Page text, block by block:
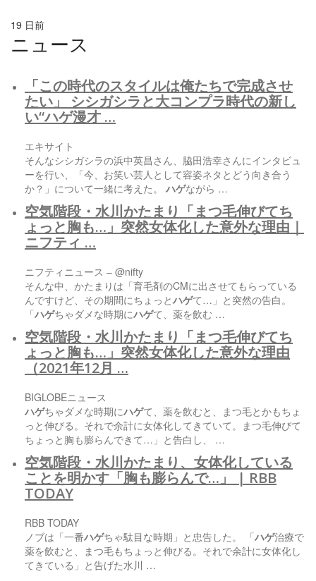
19 日前
ニュース
「この時代のスタイルは俺たちで完成させ
たい」 シシガシラと大コンプラ時代の新し
い“ハゲ漫才 …
エキサイト
そんなシシガシラの浜中英昌さん、脇田浩幸さんにインタビュ
ーを行い、「今、お笑い芸人として容姿ネタとどう向き合う
か？」について一緒に考えた。 ハゲながら …
空気階段・水川かたまり「まつ毛伸びてち
ょっと胸も…」突然女体化した意外な理由｜
ニフティ …
ニフティニュース – @nifty
そんな中、かたまりは「育毛剤のCMに出させてもらっている
んですけど、その期間にちょっとハゲて…」と突然の告白。
「ハゲちゃダメな時期にハゲて、薬を飲む …
空気階段・水川かたまり「まつ毛伸びてち
ょっと胸も…」突然女体化した意外な理由
（2021年12月 …
BIGLOBEニュース
ハゲちゃダメな時期にハゲて、薬を飲むと、まつ毛とかもちょ
っと伸びる。それで余計に女体化してきていて。まつ毛伸びて
ちょっと胸も膨らんできて…」と告白し、 …
空気階段・水川かたまり、女体化している
ことを明かす「胸も膨らんで…」 | RBB
TODAY
RBB TODAY
ノブは「一番ハゲちゃ駄目な時期」と忠告した。 「ハゲ治療で
薬を飲むと、まつ毛もちょっと伸びる。それで余計に女体化し
てきている」と告げた水川 …